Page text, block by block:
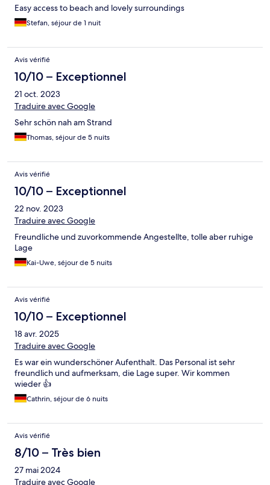
Easy access to beach and lovely surroundings
Stefan, séjour de 1 nuit
Avis vérifié
10/10 – Exceptionnel
21 oct. 2023
Traduire avec Google
Sehr schön nah am Strand
Thomas, séjour de 5 nuits
Avis vérifié
10/10 – Exceptionnel
22 nov. 2023
Traduire avec Google
Freundliche und zuvorkommende Angestellte, tolle aber ruhige
Lage
Kai-Uwe, séjour de 5 nuits
Avis vérifié
10/10 – Exceptionnel
18 avr. 2025
Traduire avec Google
Es war ein wunderschöner Aufenthalt. Das Personal ist sehr
freundlich und aufmerksam, die Lage super. Wir kommen
wieder 👍
Cathrin, séjour de 6 nuits
Avis vérifié
8/10 – Très bien
27 mai 2024
Traduire avec Google